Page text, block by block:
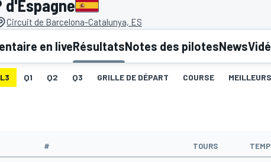
d'Espagne
Circuit de Barcelona-Catalunya, ES
en liveRésultatsNotes des pilotesNews
Q1 Q2 Q3 GRILLE DE DÉPART COURSE
# TOURS